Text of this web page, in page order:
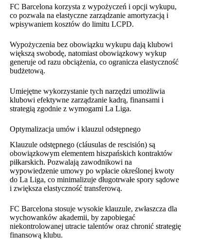
FC Barcelona korzysta z wypożyczeń i opcji wykupu,
co pozwala na elastyczne zarządzanie amortyzacją i
wpisywaniem kosztów do limitu LCPD.
Wypożyczenia bez obowiązku wykupu dają klubowi
większą swobodę, natomiast obowiązkowy wykup
generuje od razu obciążenia, co ogranicza elastyczność
budżetową.
Umiejętne wykorzystanie tych narzędzi umożliwia
klubowi efektywne zarządzanie kadrą, finansami i
strategią zgodnie z wymogami La Liga.
Optymalizacja umów i klauzul odstępnego
Klauzule odstępnego (cláusulas de rescisión) są
obowiązkowym elementem hiszpańskich kontraktów
piłkarskich. Pozwalają zawodnikowi na
wypowiedzenie umowy po wpłacie określonej kwoty
do La Liga, co minimalizuje długotrwałe spory sądowe
i zwiększa elastyczność transferową.
FC Barcelona stosuje wysokie klauzule, zwłaszcza dla
wychowanków akademii, by zapobiegać
niekontrolowanej utracie talentów oraz chronić strategię
finansową klubu.